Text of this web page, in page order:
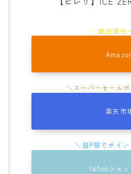
楽天市
Yahooショ